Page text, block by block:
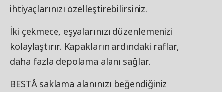
ihtiyaçlarınızı özelleştirebilirsiniz.
İki çekmece, eşyalarınızı düzenlemenizi
kolaylaştırır. Kapakların ardındaki raflar,
daha fazla depolama alanı sağlar.
BESTÅ saklama alanınızı beğendiğiniz